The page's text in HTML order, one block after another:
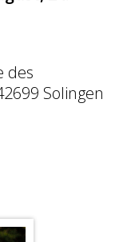
des
Solingen